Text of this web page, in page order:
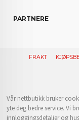
PARTNERE
FRAKT
Vår nettbutikk bruker
yte deg bedre service. Vi
innloggingsdetaljer og